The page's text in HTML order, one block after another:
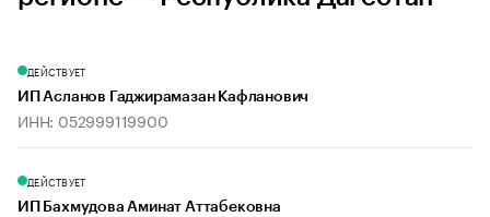
ДЕЙСТВУЕТ
ИП Асланов Гаджирамазан Кафланович
ИНН: 052999119900
ДЕЙСТВУЕТ
ИП Бахмудова Аминат Аттабековна